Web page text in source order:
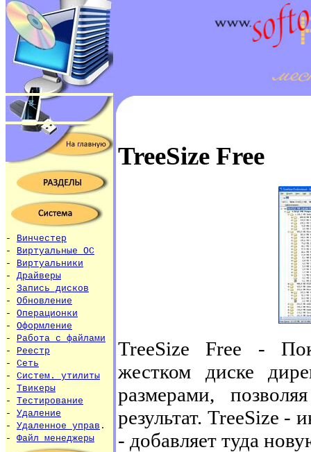
- Винчестер
- Виртуальные ОС
- Виртуальники
- Драйверы
- Запись дисков
- Обновление
- Операционки
- Оформление
- Работа с файлами
- Реестр
- Сеть
- Систем. утилиты
- Твикеры
- Тестирование
- Удаление
- Удаленное управ .
- Файл менеджеры
TreeSize Free
TreeSize Free -
жестком диске
размерами,
результат. TreeSize -
- добавляет туда